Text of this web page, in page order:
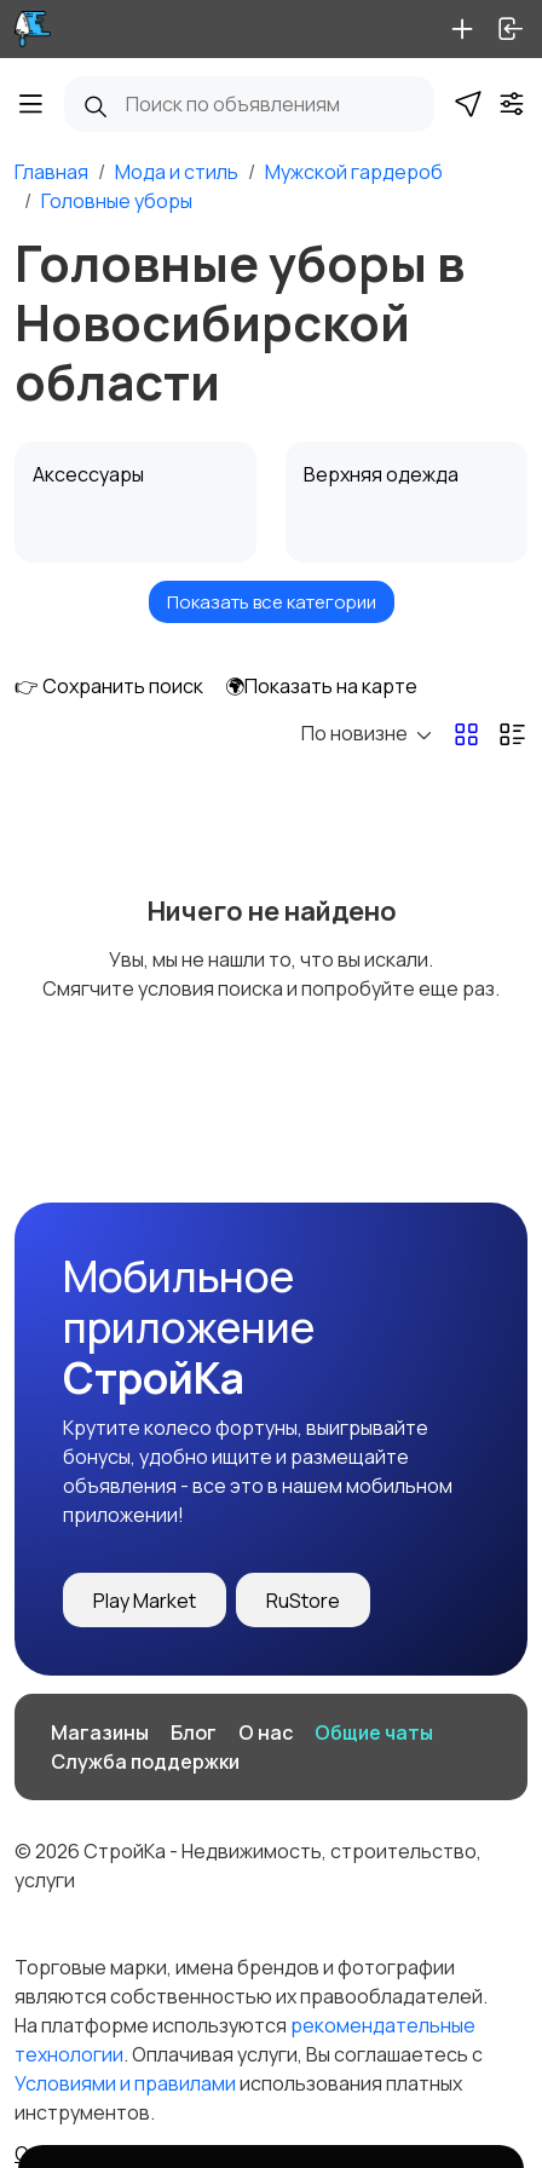
Главная Мода и стиль
Мужской гардероб
Головные уборы
Головные уборы в
Новосибирской
области
Аксессуары Верхняя одежда
Головные уборы Домашняя одежда
Другое
Показать все категории
👉 Сохранить поиск
🌍Показать на карте
По новизне
Ничего не найдено
Увы, мы не нашли то, что вы искали.
Смягчите условия поиска и попробуйте еще раз.
Мобильное
приложение
СтройКа
Крутите колесо фортуны, выигрывайте
бонусы, удобно ищите и размещайте
объявления - все это в нашем мобильном
приложении!
Play Market RuStore
Магазины Блог О нас
Общие чаты
Служба поддержки
© 2026 СтройКа - Недвижимость, строительство,
услуги
Торговые марки, имена брендов и фотографии
являются собственностью их правообладателей.
На платформе используются рекомендательные
технологии. Оплачивая услуги, Вы соглашаетесь c
Условиями и правиламииспользования платных
инструментов.
Отказ от ответственности
Правила сервиса